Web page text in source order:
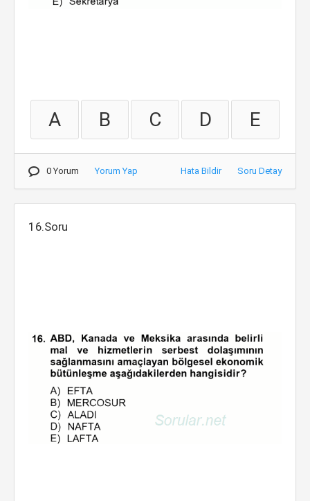
A B C D E
0 Yorum Yorum Yap Hata Bildir Soru Detay
16.Soru